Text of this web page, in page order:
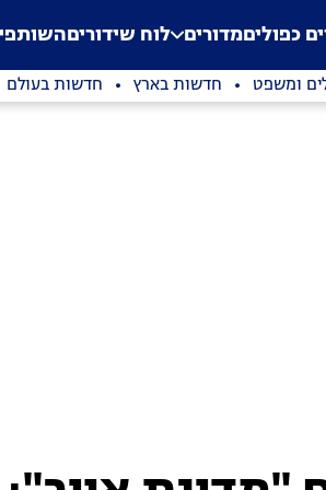
Application error: a
. כפוליםמדורים לוח שידורים
ומשפט חדשות בארץ חדשות בעולם